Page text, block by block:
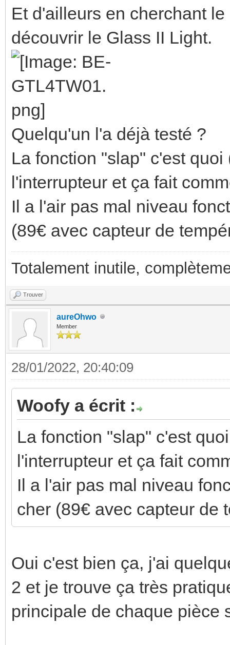
Et d'ailleurs en cherchant
découvrir le Glass II Light.
Quelqu'un l'a déjà testé ?
La fonction "slap" c'est
l'interrupteur et ça fait
Il a l'air pas mal niveau
(89€ avec capteur de
Totalement inutile,
Trouver
aureOhwo
Member
28/01/2022, 20:40:09
Woofy a écrit :
La fonction "slap" c'est
l'interrupteur et ça fait
Il a l'air pas mal niveau
cher (89€ avec capteur de
Oui c'est bien ça, j'ai
2 et je trouve ça très
principale de chaque pièce